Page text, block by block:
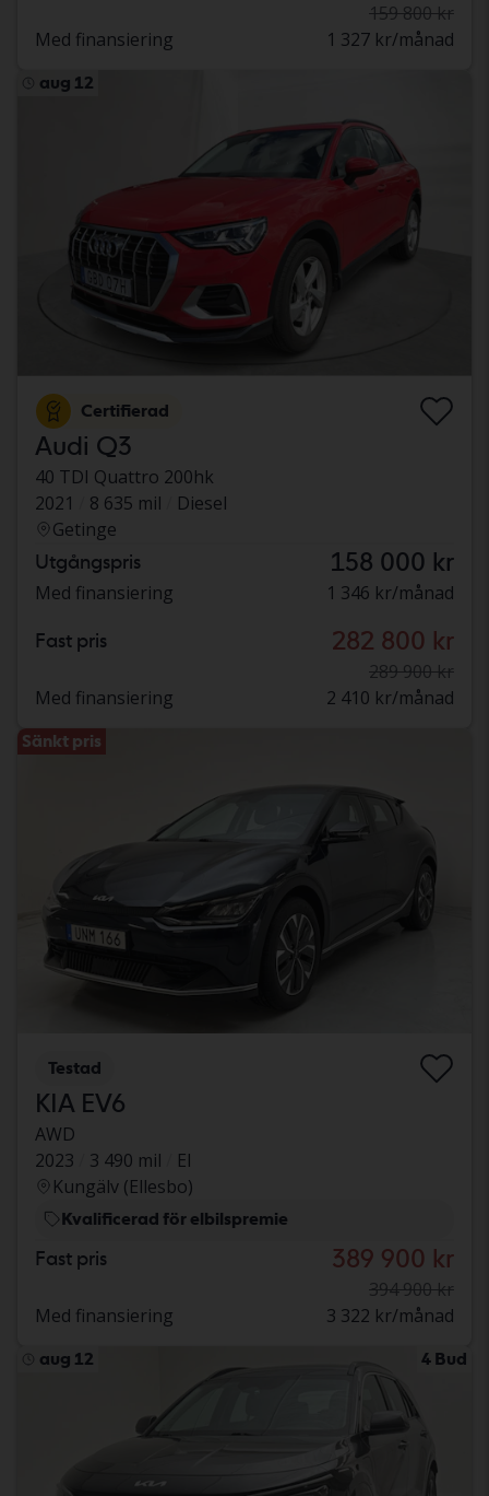
159 800 kr
Med finansiering
1 327 kr/månad
aug 12
Certifierad
Audi Q3
40 TDI Quattro 200hk
2021
8 635 mil
Diesel
Getinge
Utgångspris 158 000 kr
Med finansiering 1 346 kr/månad
Fast pris 282 800 kr
289 900 kr
Med finansiering
2 410 kr/månad
Sänkt pris
Testad
KIA EV6
AWD
2023
3 490 mil
El
Kungälv (Ellesbo)
Kvalificerad för elbilspremie
Fast pris 389 900 kr
394 900 kr
Med finansiering
3 322 kr/månad
aug 12 4 Bud